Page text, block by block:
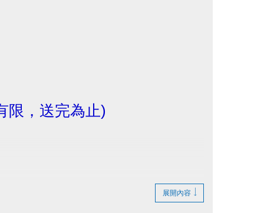
限，送完為止)
展開內容